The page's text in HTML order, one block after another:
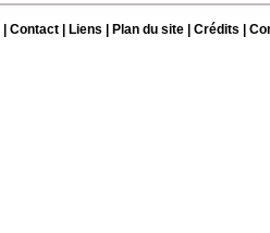
Contact Liens Plan du site Crédits |